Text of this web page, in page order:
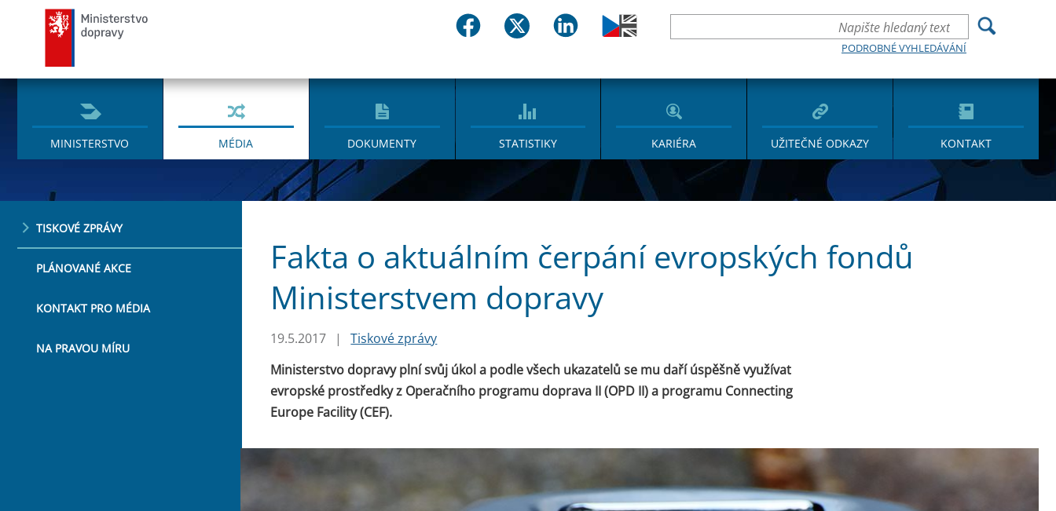
PODROBNÉ VYHLEDÁVÁNÍ
MINISTERSTVO MÉDIA DOKUMENTY STATISTIKY KARIÉRA UŽITEČNÉ ODKAZY KONTAKT
TISKOVÉ ZPRÁVY
PLÁNOVANÉ AKCE
KONTAKT PRO MÉDIA
NA PRAVOU MÍRU
Fakta o aktuálním čerpání evropských fondů
Ministerstvem dopravy
19.5.2017 |
Tiskové zprávy
Ministerstvo dopravy plní svůj úkol a podle všech ukazatelů se mu daří úspěšně využívat
evropské prostředky z Operačního programu doprava II (OPD II) a programu Connecting
Europe Facility (CEF).